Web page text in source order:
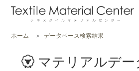
ホーム データベース検索結果
マテリアルデー